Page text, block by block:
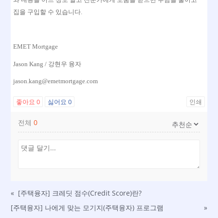
집을 구입할 수 있습니다.
EMET Mortgage
Jason Kang / 강현우 융자
jason.kang@emetmortgage.com
좋아요0 싫어요0 인쇄
전체0
« [주택융자] 크레딧 점수(Credit Score)란?
[주택융자] 나에게 맞는 모기지(주택융자) 프로그램
»